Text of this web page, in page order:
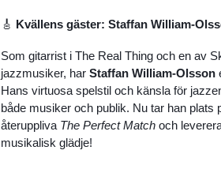
🎸 Kvällens gäster: Staffan William-
Som gitarrist i The Real Thing och en av
jazzmusiker, har Staffan William-Olsson
Hans virtuosa spelstil och känsla för
både musiker och publik. Nu tar han
återuppliva The Perfect Matchoch
musikalisk glädje!